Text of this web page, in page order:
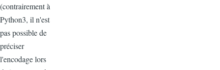
(contrairement à
Python3, il n'est
pas possible de
préciser
l'encodage lors